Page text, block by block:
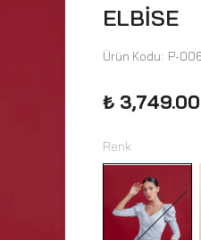
ELBİSE
Ürün Kodu: P-
₺ 3,749.00
Renk